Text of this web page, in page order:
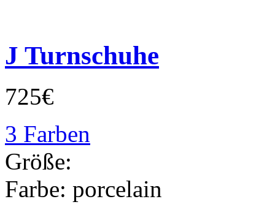
J Turnschuhe
725€
3 Farben
Größe:
Farbe: porcelain